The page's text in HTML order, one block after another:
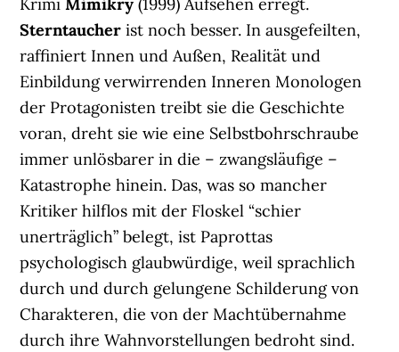
Sterntaucher ist noch besser. In ausgefeilten,
raffiniert Innen und Außen, Realität und
Einbildung verwirrenden Inneren Monologen
der Protagonisten treibt sie die Geschichte
voran, dreht sie wie eine Selbstbohrschraube
immer unlösbarer in die – zwangsläufige –
Katastrophe hinein. Das, was so mancher
Kritiker hilflos mit der Floskel “schier
unerträglich” belegt, ist Paprottas
psychologisch glaubwürdige, weil sprachlich
durch und durch gelungene Schilderung von
Charakteren, die von der Machtübernahme
durch ihre Wahnvorstellungen bedroht sind.